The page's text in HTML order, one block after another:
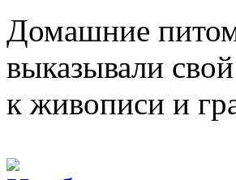
Домашние
выказывали
к живописи и